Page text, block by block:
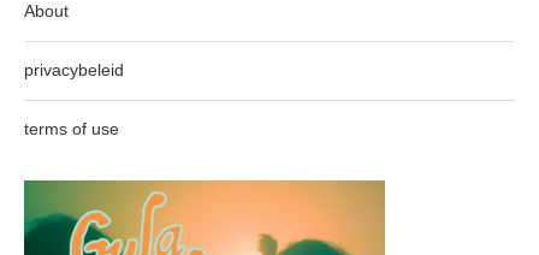
About
privacybeleid
terms of use